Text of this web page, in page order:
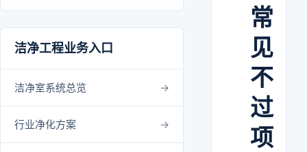
洁净工程业务入口
洁净室系统总览
行业净化方案
常
见
不
过
项